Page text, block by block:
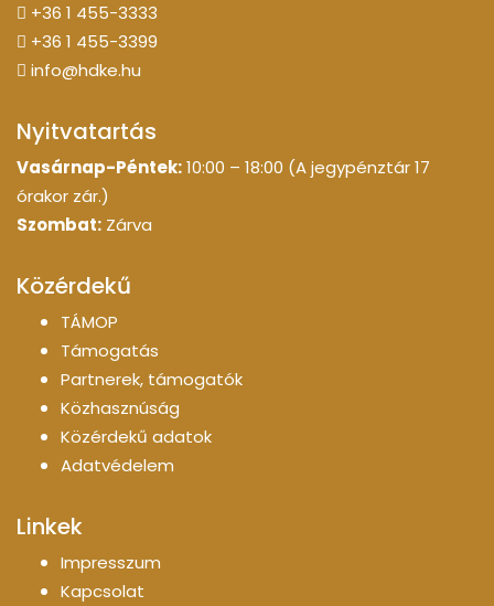
+36 1 455-3333
+36 1 455-3399
info@hdke.hu
Nyitvatartás
Vasárnap-Péntek:10:00 – 18:00 (A jegypénztár 17
órakor zár.)
Szombat: Zárva
Közérdekű
TÁMOP
Támogatás
Partnerek, támogatók
Közhasznúság
Közérdekű adatok
Adatvédelem
Linkek
Impresszum
Kapcsolat